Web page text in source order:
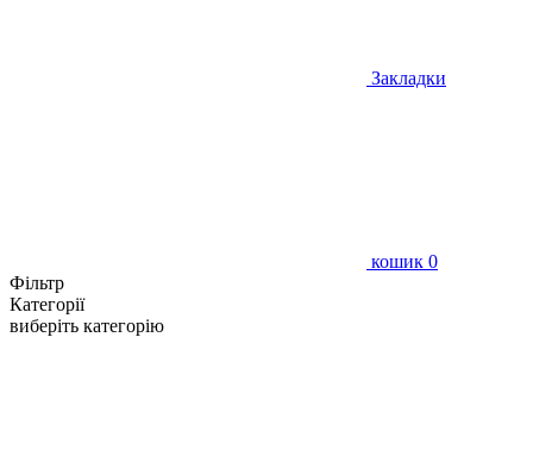
Закладки
кошик 0
Фільтр
Категорії
виберіть категорію